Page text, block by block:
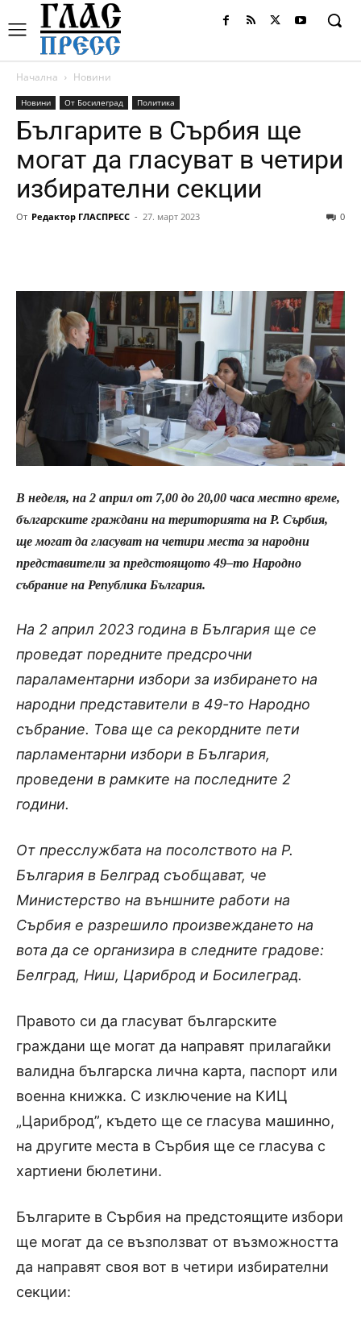
Начална Новини
Новини От Босилеград Политика
Българите в Сърбия ще
могат да гласуват в четири
избирателни секции
От Редактор ГЛАСПРЕСС - 27. март 2023 0
В неделя, на2 април oт 7,00 до 20,00 часа местно време,
българските граждани на територията на Р. Сърбия,
ще могат да гласуват на четири места за народни
представители за предстоящото 49–то Народно
събрание на Република България.
На 2 април 2023 година в България ще се
проведат поредните предсрочни
параламентарни избори за избирането на
народни представители в 49-то Народно
събрание. Това ще са рекордните пети
парламентарни избори в България,
проведени в рамките на последните 2
години.
От пресслужбата на посолството на Р.
България в Белград съобщават, че
Министерство на външните работи на
Сърбия е разрешило произвеждането на
вота да се организира в следните градове:
Белград, Ниш, Цариброд и Босилеград.
Правото си да гласуват българските
граждани ще могат да направят прилагайки
валидна българска лична карта, паспорт или
военна книжка. С изключение на КИЦ
„Цариброд”, където ще се гласува машинно,
на другите места в Сърбия ще се гласува с
хартиени бюлетини.
Българите в Сърбия на предстоящите избори
ще могат да се възползват от възможността
да направят своя вот в четири избирателни
секции: